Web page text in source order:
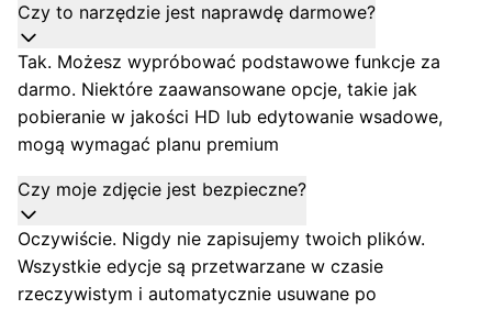
Czy to narzędzie jest naprawdę darmowe?
Tak. Możesz wypróbować podstawowe funkcje za
darmo. Niektóre zaawansowane opcje, takie jak
pobieranie w jakości HD lub edytowanie wsadowe,
mogą wymagać planu premium
Czy moje zdjęcie jest bezpieczne?
Oczywiście. Nigdy nie zapisujemy twoich plików.
Wszystkie edycje są przetwarzane w czasie
rzeczywistym i automatycznie usuwane po